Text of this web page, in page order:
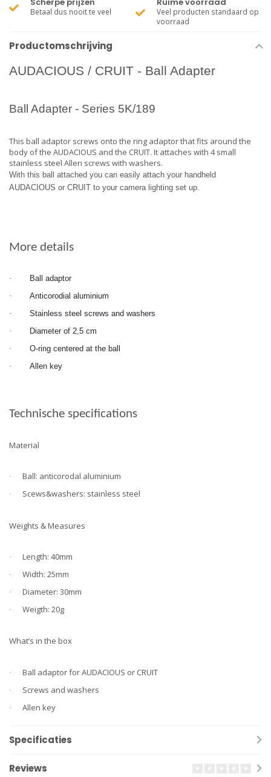
Betaal dus nooit te veel
Veel producten standaard op
voorraad
Productomschrijving
AUDACIOUS / CRUIT - Ball Adapter
Ball Adapter - Series 5K/189
This ball adaptor screws onto the ring adaptor that fits around the
body of the AUDACIOUS and the CRUIT. It attaches with 4 small
stainless steel Allen screws with washers.
With this ball attached you can easily attach your handheld
AUDACIOUS or CRUIT to your camera lighting set up.
More details
·
Ball adaptor
·
Anticorodial aluminium
·
Stainless steel screws and washers
·
Diameter of 2,5 cm
·
O-ring centered at the ball
·
Allen key
Technische specifications
Material
· Ball: anticorodal aluminium
· Scews&washers: stainless steel
Weights & Measures
· Length: 40mm
· Width: 25mm
· Diameter: 30mm
· Weigth: 20g
What’s in the box
· Ball adaptor for AUDACIOUS or CRUIT
· Screws and washers
· Allen key
Specificaties
Reviews